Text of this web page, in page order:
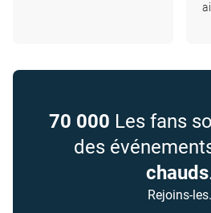
70 000 Les fans
des
chauds
Rejoins-les.